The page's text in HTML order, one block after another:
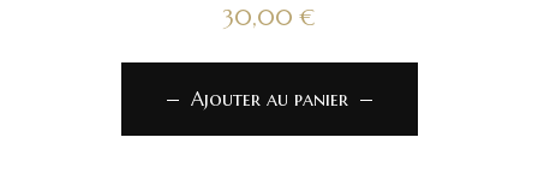
30,00 €
Ajouter au panier